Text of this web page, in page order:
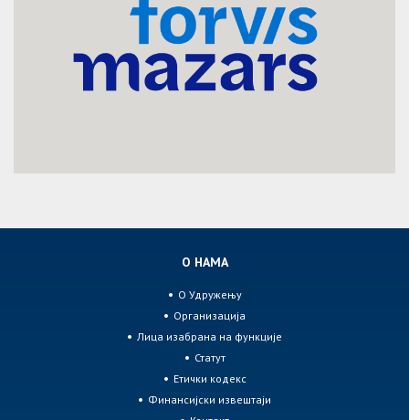
О НАМА
О Удружењу
Организација
Лица изабрана на функције
Статут
Етички кодекс
Финансијски извештаји